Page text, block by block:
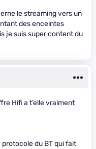
le streaming vers un
des enceintes
je suis super content du
Hifi a t’elle vraiment
du BT qui fait